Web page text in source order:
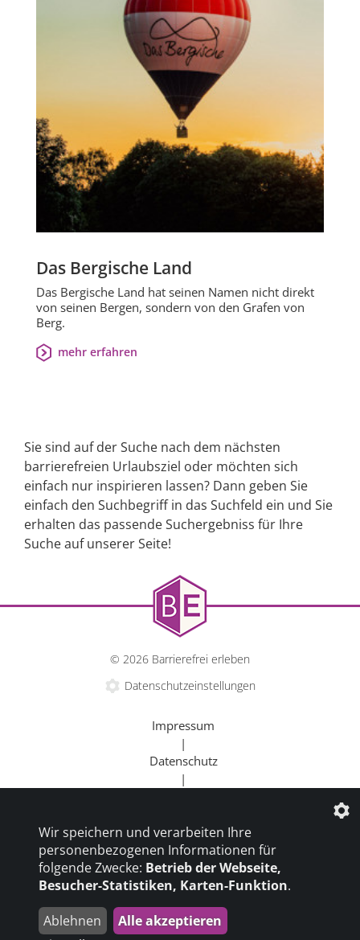
Das Bergische Land
Das Bergische Land hat seinen Namen nicht direkt
von seinen Bergen, sondern von den Grafen von
Berg.
mehr erfahren
Sie sind auf der Suche nach dem nächsten
barrierefreien Urlaubsziel oder möchten sich
einfach nur inspirieren lassen? Dann geben Sie
einfach den Suchbegriff in das Suchfeld ein und Sie
erhalten das passende Suchergebniss für Ihre
Suche auf unserer Seite!
© 2026 Barrierefrei erleben
Datenschutzeinstellungen
Impressum
|
Datenschutz
|
Beratung
|
Goldener Rollstuhl
|
Wir speichern und verarbeiten Ihre
personenbezogenen Informationen für
folgende Zwecke: Betrieb der Webseite,
Besucher-Statistiken, Karten-Funktion.
Ablehnen
Alle akzeptieren